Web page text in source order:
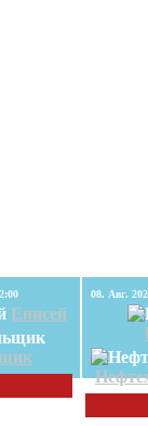
2026 12:00
Енисей